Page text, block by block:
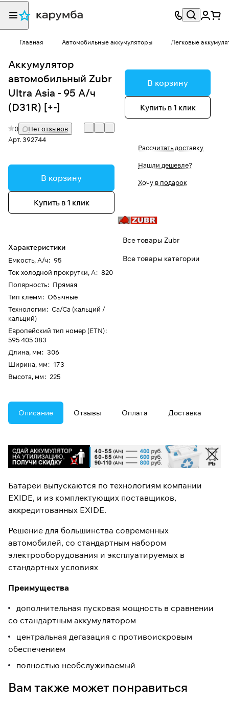
Главная Автомобильные аккумуляторы Легковые
Аккумулятор
автомобильный Zubr
Ultra Asia - 95 А/ч
(D31R) [+-]
0
Нет отзывов
Арт.392744
В корзину
Купить в 1 клик
Характеристики
Емкость, А/ч: 95
Ток холодной прокрутки, А: 820
Полярность: Прямая
Тип клемм: Обычные
Технологии: Ca/Ca (кальций /
кальций)
Европейский тип номер (ETN):
595 405 083
Длина, мм: 306
Ширина, мм: 173
Высота, мм: 225
В корзину
Купить в 1 клик
Рассчитать доставку
Нашли дешевле?
Хочу в подарок
Все товары Zubr
Все товары категории
Описание Отзывы Оплата Доставка
Батареи выпускаются по технологиям компании
EXIDE, и из комплектующих поставщиков,
аккредитованных EXIDE.
Решение для большинства современных
автомобилей, со стандартным набором
электрооборудования и эксплуатируемых в
стандартных условиях
Преимущества
дополнительная пусковая мощность в сравнении
со стандартным аккумулятором
центральная дегазация с противоискровым
обеспечением
полностью необслуживаемый
Вам также может понравиться